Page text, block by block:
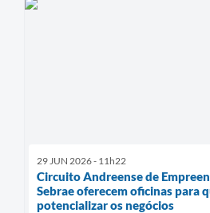
29 JUN 2026 - 11h22
Circuito Andreense de
Sebrae oferecem oficinas para
potencializar os negócios